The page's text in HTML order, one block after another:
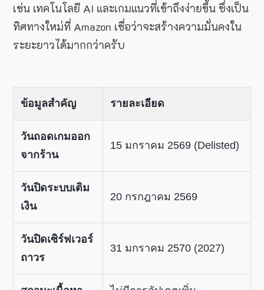
เช่น เทคโนโลยี AI และเกมแนวที่เข้าถึงง่ายขึ้น ซึ่งเป็น
ทิศทางใหม่ที่ Amazon เชื่อว่าจะสร้างความมั่นคงใน
ระยะยาวได้มากกว่าครับ
ข้อมูลสำคัญ รายละเอียด
วันถอดเกมออก
จากร้าน
15 มกราคม 2569 (Delisted)
วันปิดระบบเติม
เงิน
20 กรกฎาคม 2569
วันปิดเซิร์ฟเวอร์
ถาวร
31 มกราคม 2570 (2027)